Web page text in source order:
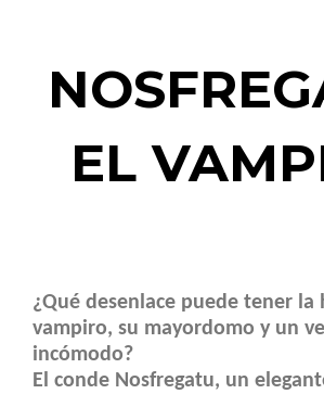
EL
¿Qué desenlace puede tener la
vampiro, su mayordomo y un
incómodo?
El conde Nosfregatu, un